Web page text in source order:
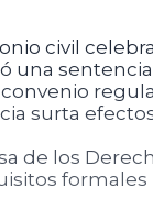
civil
una
surta
de los
formales